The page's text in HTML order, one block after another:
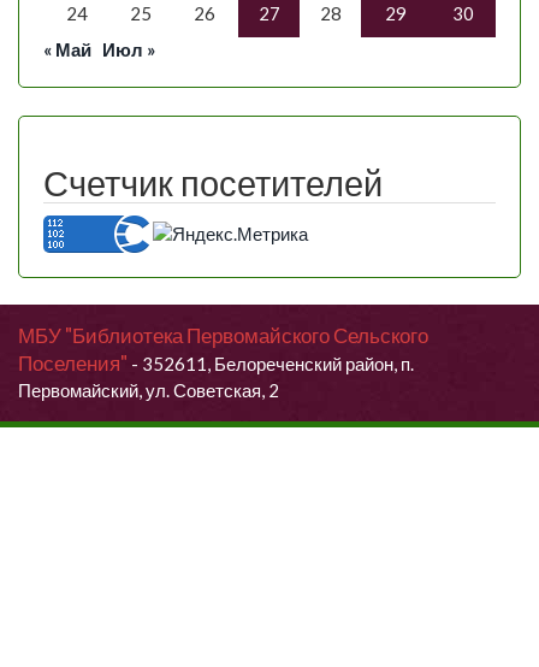
24 25 26 27 28 29
30
« Май Июл »
Счетчик посетителей
МБУ "Библиотека Первомайского Сельского
Поселения" - 352611, Белореченский район, п.
Первомайский, ул. Советская, 2